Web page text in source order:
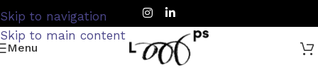
Skip to navigation
Skip to main content
Menu